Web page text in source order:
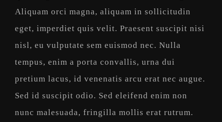
Aliquam orci magna, aliquam in sollicitudin
eget, imperdiet quis velit. Praesent suscipit nisi
nisl, eu vulputate sem euismod nec. Nulla
tempus, enim a porta convallis, urna dui
pretium lacus, id venenatis arcu erat nec augue.
Sed id suscipit odio. Sed eleifend enim non
nunc malesuada, fringilla mollis erat rutrum.